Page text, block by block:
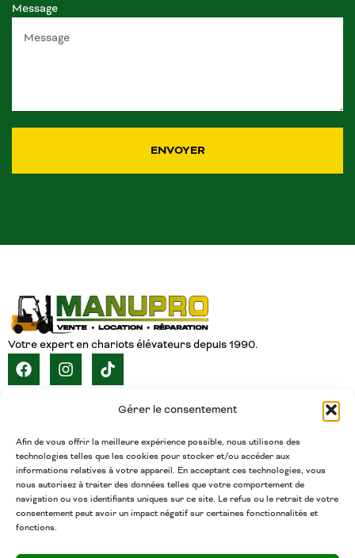
Gérer le consentement
Afin de vous offrir la meilleure expérience possible, nous utilisons des
technologies telles que les cookies pour stocker et/ou accéder aux
informations relatives à votre appareil. En acceptant ces technologies, vous
nous autorisez à traiter des données telles que votre comportement de
navigation ou vos identifiants uniques sur ce site. Le refus ou le retrait de votre
consentement peut avoir un impact négatif sur certaines fonctionnalités et
fonctions.
Message
ENVOYER
Votre expert en chariots élévateurs depuis 1990.
INVENTAIRE CARRIÈRE CONTACT FRANÇAIS
CONTACT
(450) 377-5438
Téléphone
admin@chariotsmanupro.com